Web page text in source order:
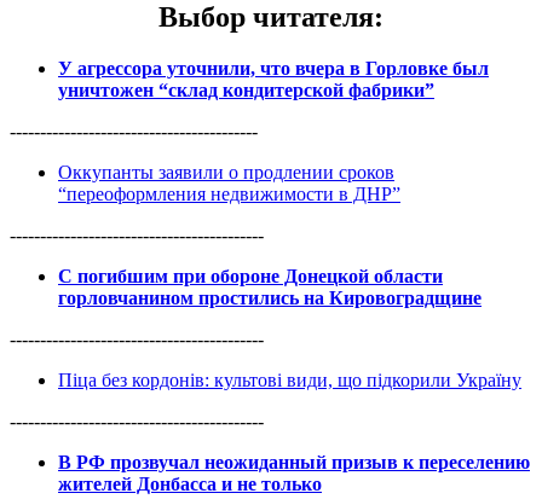
Выбор читателя:
У агрессора уточнили, что вчера в Горловке был
уничтожен “склад кондитерской фабрики”
-----------------------------------------
Оккупанты заявили о продлении сроков
“переоформления недвижимости в ДНР”
------------------------------------------
С погибшим при обороне Донецкой области
горловчанином простились на Кировоградщине
------------------------------------------
Піца без кордонів: культові види, що підкорили Україну
------------------------------------------
В РФ прозвучал неожиданный призыв к переселению
жителей Донбасса и не только